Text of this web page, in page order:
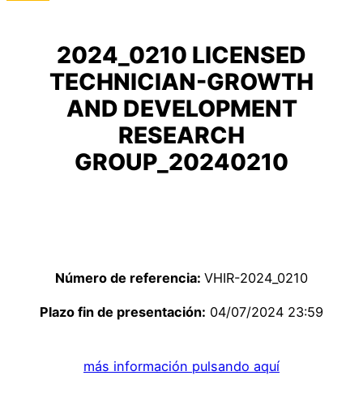
2024_0210 LICENSED
TECHNICIAN-GROWTH
AND DEVELOPMENT
RESEARCH
GROUP_20240210
Número de referencia: VHIR-2024_0210
Plazo fin de presentación: 04/07/2024 23:59
más información pulsando aquí